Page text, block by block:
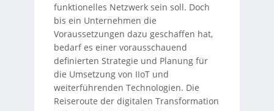
funktionelles Netzwerk sein soll. Doch
bis ein Unternehmen die
Voraussetzungen dazu geschaffen hat,
bedarf es einer vorausschauend
definierten Strategie und Planung für
die Umsetzung von IIoT und
weiterführenden Technologien. Die
Reiseroute der digitalen Transformation